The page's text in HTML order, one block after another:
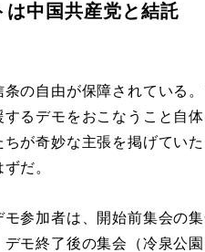
中国共産党と結託
の自由が保障されている
るデモをおこなうこと自
が奇妙な主張を掲げてい
だ。
参加者は、開始前集会の
デモ終了後の集会（冷泉公